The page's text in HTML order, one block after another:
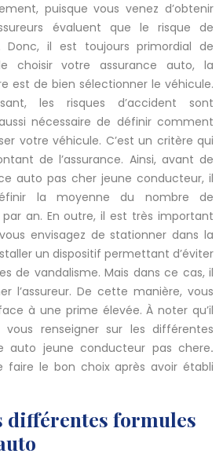
puisque vous venez d’obtenir
évaluent que le risque de
Donc, il est toujours primordial de
choisir votre assurance auto, la
est de bien sélectionner le véhicule.
les risques d’accident sont
nécessaire de définir comment
votre véhicule. C’est un critère qui
de l’assurance. Ainsi, avant de
auto pas cher jeune conducteur, il
la moyenne du nombre de
an. En outre, il est très important
envisagez de stationner dans la
un dispositif permettant d’éviter
de vandalisme. Mais dans ce cas, il
l’assureur. De cette manière, vous
à une prime élevée. À noter qu’il
renseigner sur les différentes
auto jeune conducteur pas chere.
faire le bon choix après avoir établi
différentes formules